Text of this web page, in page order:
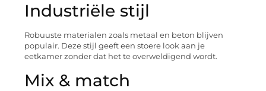
Industriële stijl
Robuuste materialen zoals metaal en beton blijven
populair. Deze stijl geeft een stoere look aan je
eetkamer zonder dat het te overweldigend wordt.
Mix & match